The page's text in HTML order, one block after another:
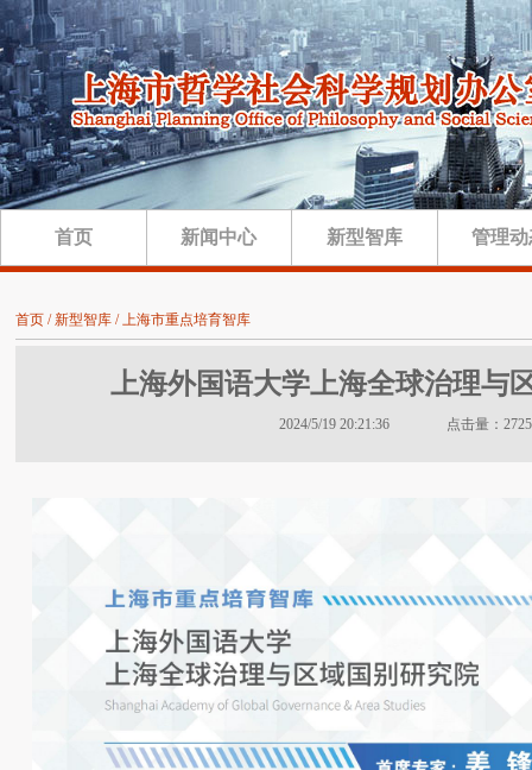
首页 新闻中心 新型智库 管理
首页 / 新型智库 / 上海市重点培育智库
上海外国语大学上海全球治理与
2024/5/19 20:21:36 点击量：